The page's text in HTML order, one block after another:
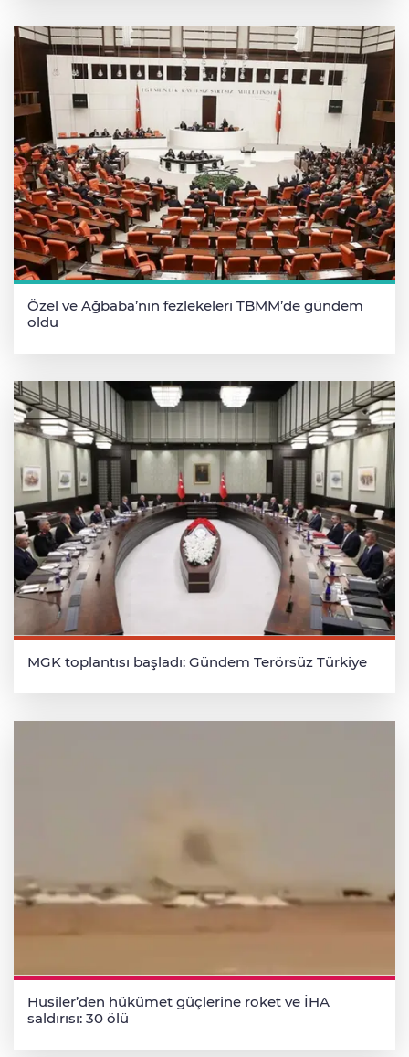
Özel ve Ağbaba’nın fezlekeleri TBMM’de gündem
oldu
MGK toplantısı başladı: Gündem Terörsüz Türkiye
Husiler’den hükümet güçlerine roket ve İHA
saldırısı: 30 ölü